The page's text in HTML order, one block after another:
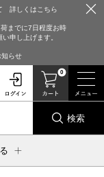
詳しくはこちら
までに7日程度お時
申し上げます。
知らせ
0
検索